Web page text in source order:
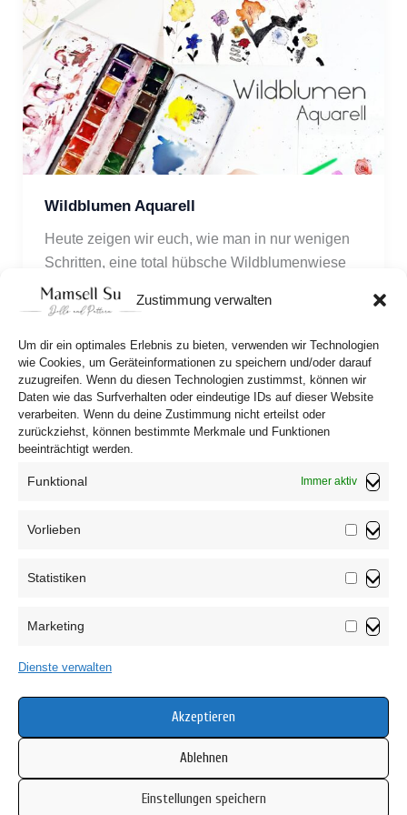
Zustimmung verwalten
Um dir ein optimales Erlebnis zu bieten, verwenden wir Technologien
wie Cookies, um Geräteinformationen zu speichern und/oder darauf
zuzugreifen. Wenn du diesen Technologien zustimmst, können wir
Daten wie das Surfverhalten oder eindeutige IDs auf dieser Website
verarbeiten. Wenn du deine Zustimmung nicht erteilst oder
zurückziehst, können bestimmte Merkmale und Funktionen
beeinträchtigt werden.
Funktional Immer aktiv
Vorlieben
Statistiken
Marketing
Dienste verwalten
Akzeptieren
Ablehnen
Einstellungen speichern
Wildblumen Aquarell
Heute zeigen wir euch, wie man in nur wenigen
Schritten, eine total hübsche Wildblumenwiese
mit Aquarell malen kann. Da gib’ts nämlich einen
Trick und damit gelingt’s jeden.
Cookie-Richtlinie (EU)